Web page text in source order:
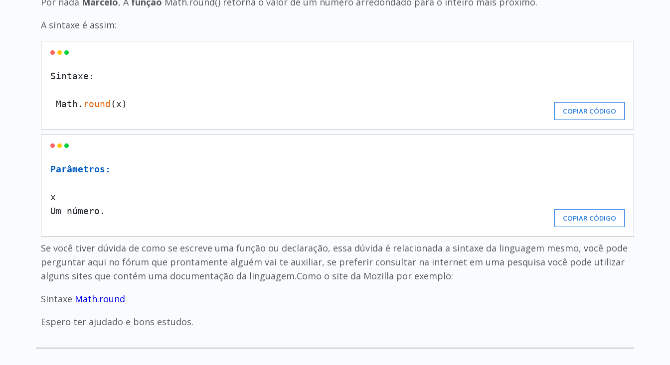
A sintaxe é assim:
Sintaxe:
Math. round (x)
COPIAR CÓDIGO
Parâmetros:
x
Um número.
COPIAR CÓDIGO
Se você tiver dúvida de como se escreve uma função ou declaração, essa dúvida é relacionada a sintaxe da linguagem mesmo, você pode
perguntar aqui no fórum que prontamente alguém vai te auxiliar, se preferir consultar na internet em uma pesquisa você pode utilizar
alguns sites que contém uma documentação da linguagem.Como o site da Mozilla por exemplo:
Sintaxe Math.round
Espero ter ajudado e bons estudos.